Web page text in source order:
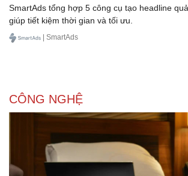
Doanh nghiệp 24h
Doanh nhân
Vì cộng đồng
Tin Công
SmartAds tổng hợp 5 công cụ tạo headline
giúp tiết kiệm thời gian và tối ưu.
| SmartAds
CÔNG NGHỆ